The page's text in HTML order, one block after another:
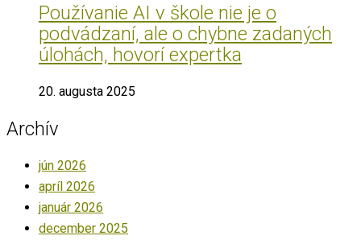
Používanie AI v škole nie je o
podvádzaní, ale o chybne zadaných
úlohách, hovorí expertka
20. augusta 2025
Archív
jún 2026
apríl 2026
január 2026
december 2025